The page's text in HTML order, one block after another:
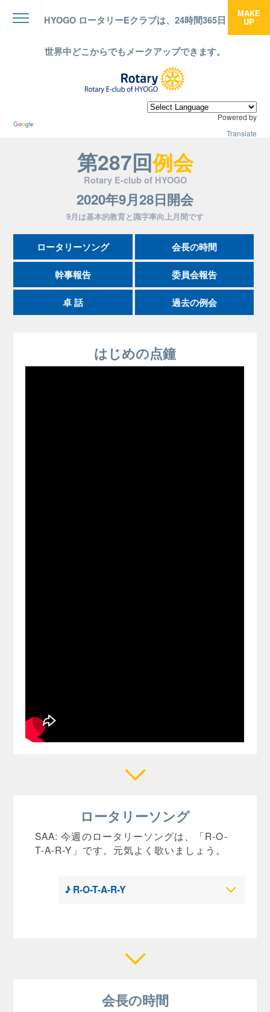
HYOGO ロータリーEクラブは、24時間365日
世界中どこからでもメークアップできます。
MAKE
UP
Powered by
Translate
第287回例会
Rotary E-club of HYOGO
2020年9月28日開会
9月は基本的教育と識字率向上月間です
ロータリーソング 会長の時間
幹事報告 委員会報告
卓 話 過去の例会
はじめの点鐘
ロータリーソング
SAA: 今週のロータリーソングは、「R-O-
T-A-R-Y」です。元気よく歌いましょう。
♪ R-O-T-A-R-Y
会長の時間